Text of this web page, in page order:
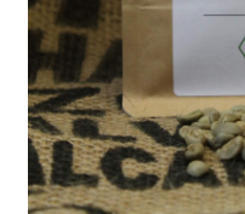
Widerrufsbelehrung
Zahlungsarten